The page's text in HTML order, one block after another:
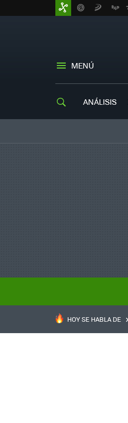
MENÚ
ANÁLISIS
HOY SE HABLA DE